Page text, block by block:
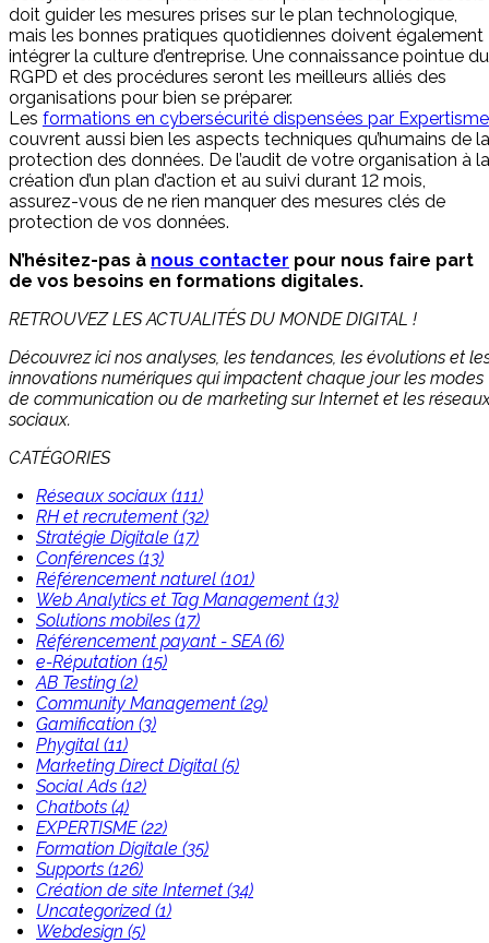
doit guider les mesures prises sur le plan technologique,
mais les bonnes pratiques quotidiennes doivent également
intégrer la culture d’entreprise. Une connaissance pointue du
RGPD et des procédures seront les meilleurs alliés des
organisations pour bien se préparer.
Les formations en cybersécurité dispensées par Expertisme
couvrent aussi bien les aspects techniques qu’humains de la
protection des données. De l’audit de votre organisation à la
création d’un plan d’action et au suivi durant 12 mois,
assurez-vous de ne rien manquer des mesures clés de
protection de vos données.
N’hésitez-pas à nous contacter pour nous faire part
de vos besoins en formations digitales.
RETROUVEZ LES ACTUALITÉS DU MONDE DIGITAL !
Découvrez ici nos analyses, les tendances, les évolutions et
innovations numériques qui impactent chaque jour les modes
de communication ou de marketing sur Internet et les
sociaux.
CATÉGORIES
Réseaux sociaux (111)
RH et recrutement (32)
Stratégie Digitale (17)
Conférences (13)
Référencement naturel (101)
Web Analytics et Tag Management (13)
Solutions mobiles (17)
Référencement payant - SEA (6)
e-Réputation (15)
AB Testing (2)
Community Management (29)
Gamification (3)
Phygital (11)
Marketing Direct Digital (5)
Social Ads (12)
Chatbots (4)
EXPERTISME (22)
Formation Digitale (35)
Supports (126)
Création de site Internet (34)
Uncategorized (1)
Webdesign (5)